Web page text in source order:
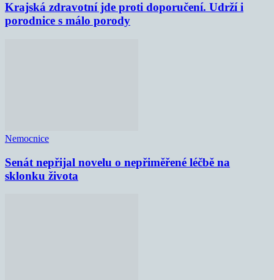
Krajská zdravotní jde proti doporučení. Udrží i
porodnice s málo porody
Nemocnice
Senát nepřijal novelu o nepřiměřené léčbě na
sklonku života